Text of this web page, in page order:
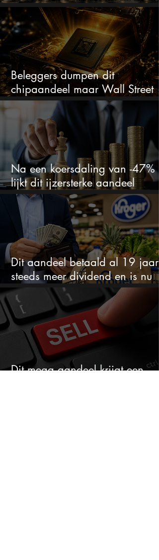
bizar veel winst
Beleggers dumpen dit
chipaandeel maar Wall Street
ziet een zeldzame koopkans
Na een koersdaling van -47%
lijkt dit ijzersterke aandeel
aantrekkelijker dan ooit
Dit aandeel betaald al 19 jaar
steeds meer dividend en is nu
goedkoop
Dit mega aandeel krijgt een